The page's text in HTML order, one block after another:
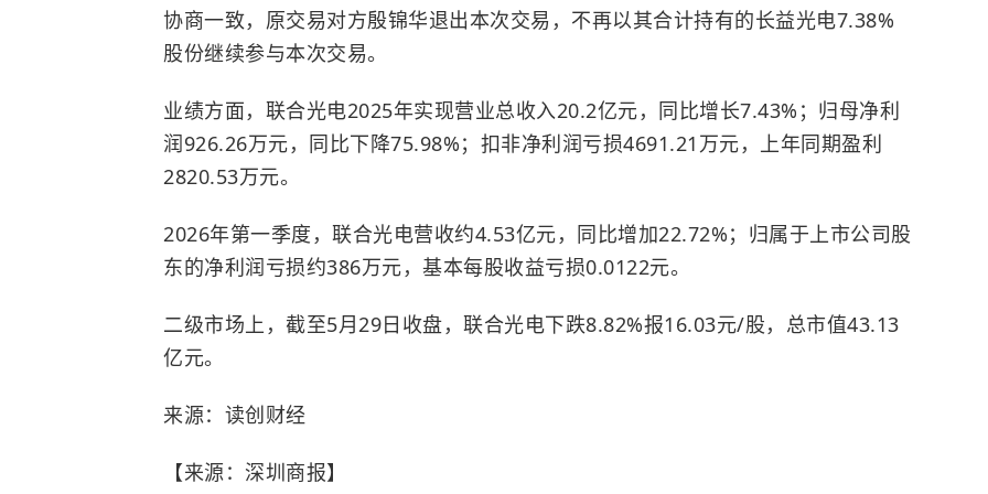
协商一致，原交易对方殷锦华退出本次交易，不再以其合计持有的长益光电7.38%
股份继续参与本次交易。
业绩方面，联合光电2025年实现营业总收入20.2亿元，同比增长7.43%；归母净利
润926.26万元，同比下降75.98%；扣非净利润亏损4691.21万元，上年同期盈利
2820.53万元。
2026年第一季度，联合光电营收约4.53亿元，同比增加22.72%；归属于上市公司股
东的净利润亏损约386万元，基本每股收益亏损0.0122元。
二级市场上，截至5月29日收盘，联合光电下跌8.82%报16.03元/股，总市值43.13
亿元。
来源：读创财经
【来源：深圳商报】